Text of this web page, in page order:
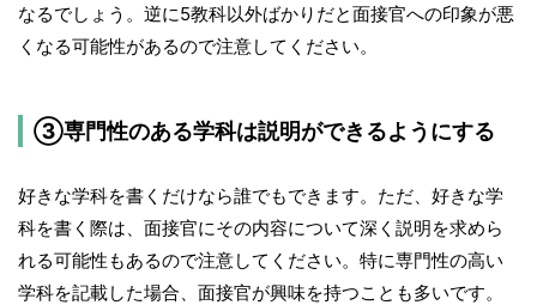
なるでしょう。逆に5教科以外ばかりだと面接官への印象が悪
くなる可能性があるので注意してください。
③専門性のある学科は説明ができるようにする
好きな学科を書くだけなら誰でもできます。ただ、好きな学
科を書く際は、面接官にその内容について深く説明を求めら
れる可能性もあるので注意してください。特に専門性の高い
学科を記載した場合、面接官が興味を持つことも多いです。